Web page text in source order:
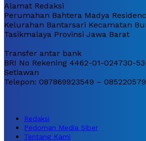
Alamat Redaksi
Perumahan Bahtera Madya
Kelurahan Bantarsari Kecamatan
Tasikmalaya Provinsi Jawa Barat
Transfer antar bank
BRI No Rekening 4462-01-024730-
Setiawan
Telepon: 087869923549 –
Redaksi
Pedoman Media Siber
Tentang Kami